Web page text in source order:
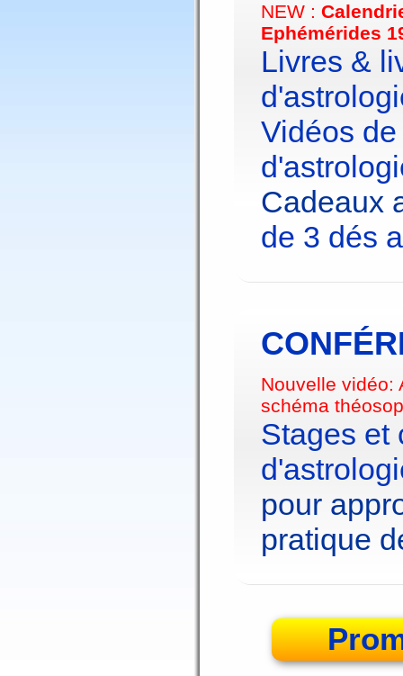
NEW :
Ephémérides
Livres &
Vidéos
Cadeaux
de 3 dés
Nouvelle vidéo:
schéma
Stages et
pour
pratique